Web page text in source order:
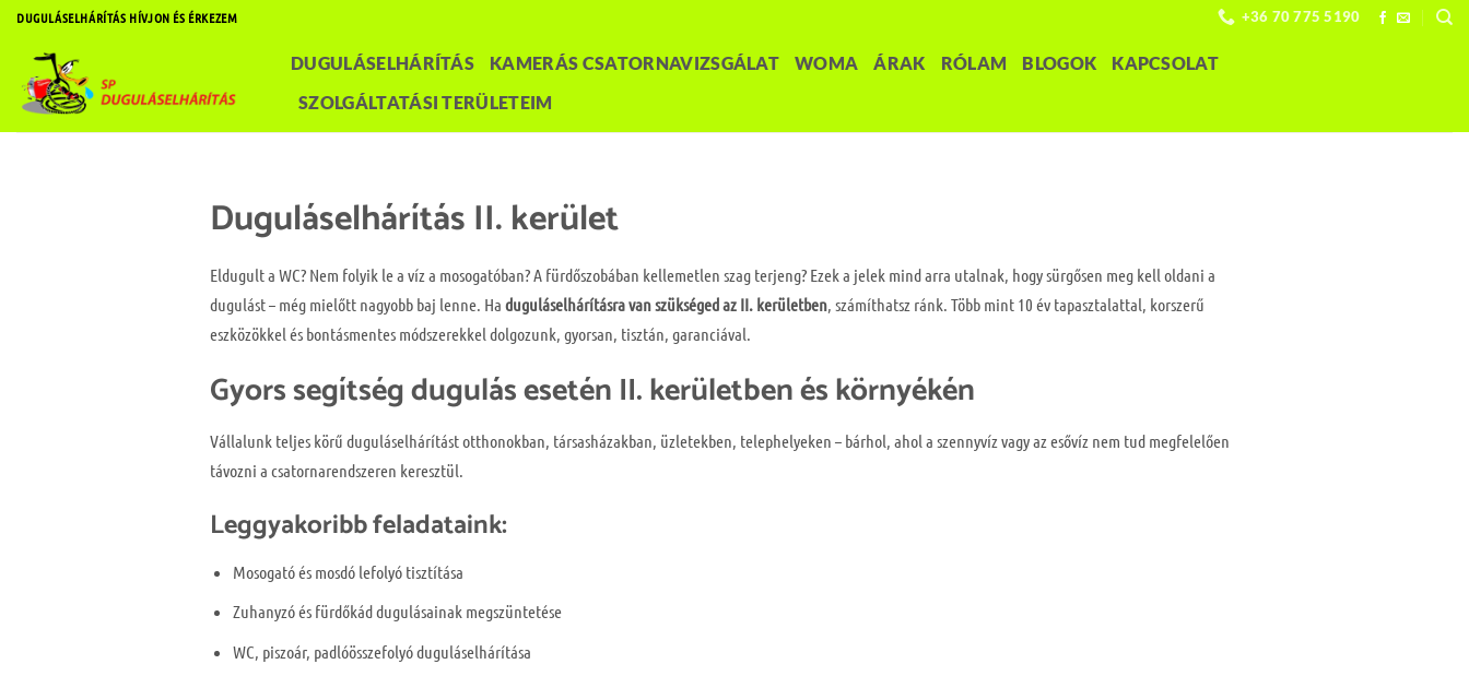
Skip
content
DUGULÁSELHÁRÍTÁS HÍVJON ÉS ÉRKEZEM +36 70 775 5190
DUGULÁSELHÁRÍTÁS KAMERÁS CSATORNAVIZSGÁLAT WOMA ÁRAK RÓLAM BLOGOK
KAPCSOLAT
SZOLGÁLTATÁSI TERÜLETEIM
Duguláselhárítás II. kerület
Eldugult a WC? Nem folyik le a víz a mosogatóban? A fürdőszobában kellemetlen szag terjeng? Ezek a jelek mind arra utalnak, hogy sürgősen meg kell oldani a
dugulást – még mielőtt nagyobb baj lenne. Ha duguláselhárításra van szükséged az II. kerületben, számíthatsz ránk. Több mint 10 év tapasztalattal, korszerű
eszközökkel és bontásmentes módszerekkel dolgozunk, gyorsan, tisztán, garanciával.
Gyors segítség dugulás esetén II. kerületben és környékén
Vállalunk teljes körű duguláselhárítást otthonokban, társasházakban, üzletekben, telephelyeken – bárhol, ahol a szennyvíz vagy az esővíz nem tud megfelelően
távozni a csatornarendszeren keresztül.
Leggyakoribb feladataink:
Mosogató és mosdó lefolyó tisztítása
Zuhanyzó és fürdőkád dugulásainak megszüntetése
WC, piszoár, padlóösszefolyó duguláselhárítása